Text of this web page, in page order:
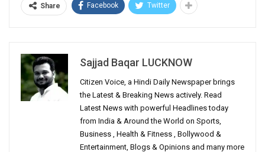
Share Facebook Twitter
Sajjad Baqar LUCKNOW
Citizen Voice, a Hindi Daily Newspaper brings
the Latest & Breaking News actively. Read
Latest News with powerful Headlines today
from India & Around the World on Sports,
Business , Health & Fitness , Bollywood &
Entertainment, Blogs & Opinions and many more